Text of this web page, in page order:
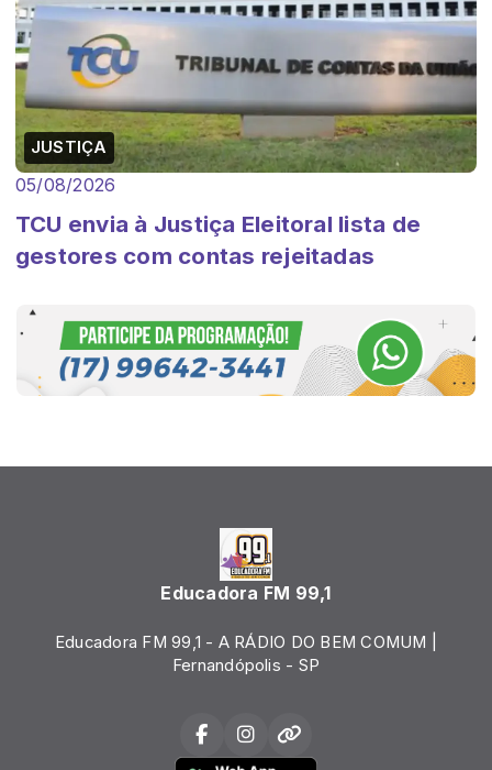
JUSTIÇA
05/08/2026
TCU envia à Justiça Eleitoral lista de
gestores com contas rejeitadas
Educadora FM 99,1
Educadora FM 99,1 - A RÁDIO DO BEM COMUM |
Fernandópolis - SP